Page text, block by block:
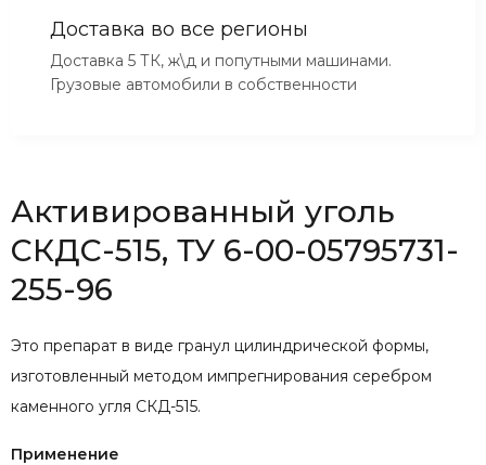
Доставка во все регионы
Доставка 5 ТК, ж\д и попутными машинами.
Грузовые автомобили в собственности
Активированный уголь
СКДС-515, ТУ 6-00-05795731-
255-96
Это препарат в виде гранул цилиндрической формы,
изготовленный методом импрегнирования серебром
каменного угля СКД-515.
Применение